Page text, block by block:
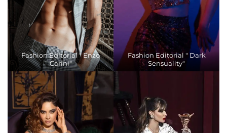
Fashion Editorial " Enzo
Carini"
Fashion Editorial " Dark
Sensuality"